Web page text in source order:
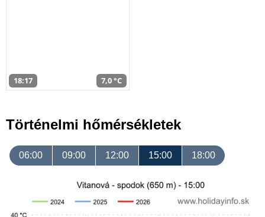
18:17 7,0 °C
Történelmi hőmérsékletek
06:00 09:00 12:00 15:00 18:00